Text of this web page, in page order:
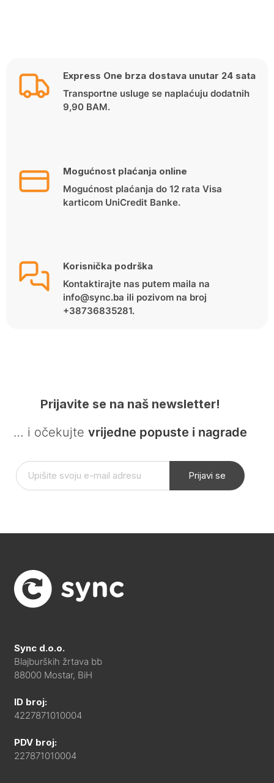
Express One brza dostava unutar 24 sata
Transportne usluge se naplaćuju dodatnih
9,90 BAM.
Mogućnost plaćanja online
Mogućnost plaćanja do 12 rata Visa
karticom UniCredit Banke.
Korisnička podrška
Kontaktirajte nas putem maila na
info@sync.ba ili pozivom na broj
+38736835281.
Prijavite se na naš newsletter!
… i očekujte vrijedne popuste i nagrade
Prijavi se
Sync d.o.o.
Blajburških žrtava bb
88000 Mostar, BiH
ID broj:
4227871010004
PDV broj:
227871010004